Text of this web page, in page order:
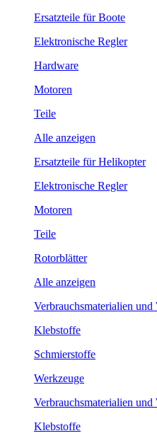
Ersatzteile für Boote
Elektronische Regler
Hardware
Motoren
Teile
Alle anzeigen
Ersatzteile für Helikopter
Elektronische Regler
Motoren
Teile
Rotorblätter
Alle anzeigen
Verbrauchsmaterialien
Klebstoffe
Schmierstoffe
Werkzeuge
Verbrauchsmaterialien
Klebstoffe